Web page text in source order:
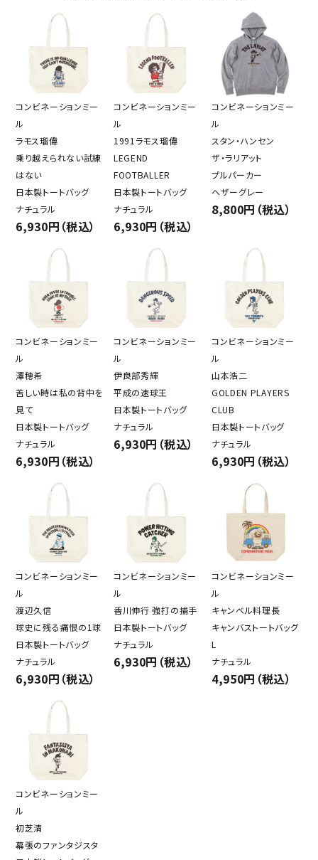
コンビネーションミー
ル
ラモス瑠偉
乗り越えられない試練
はない
日本製トートバッグ
ナチュラル
6,930円（税込）
コンビネーションミー
ル
1991ラモス瑠偉
LEGEND
FOOTBALLER
日本製トートバッグ
ナチュラル
6,930円（税込）
コンビネーションミー
ル
スタン・ハンセン
ザ・ラリアット
プルパーカー
ヘザーグレー
8,800円（税込）
コンビネーションミー
ル
澤穂希
苦しい時は私の背中を
見て
日本製トートバッグ
ナチュラル
6,930円（税込）
コンビネーションミー
ル
伊良部秀輝
平成の速球王
日本製トートバッグ
ナチュラル
6,930円（税込）
コンビネーションミー
ル
山本浩二
GOLDEN PLAYERS
CLUB
日本製トートバッグ
ナチュラル
6,930円（税込）
コンビネーションミー
ル
渡辺久信
球史に残る痛恨の1球
日本製トートバッグ
ナチュラル
6,930円（税込）
コンビネーションミー
ル
香川伸行 強打の捕手
日本製トートバッグ
ナチュラル
6,930円（税込）
コンビネーションミー
ル
キャンベル料理長
キャンバストートバッグ
L
ナチュラル
4,950円（税込）
コンビネーションミー
ル
初芝清
幕張のファンタジスタ